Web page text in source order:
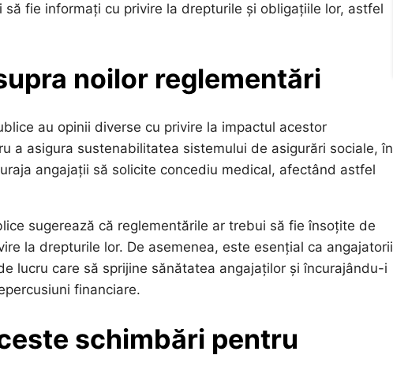
fie informați cu privire la drepturile și obligațiile lor, astfel
noilor reglementări
au opinii diverse cu privire la impactul acestor
a asigura sustenabilitatea sistemului de asigurări sociale, în
angajații să solicite concediu medical, afectând astfel
sugerează că reglementările ar trebui să fie însoțite de
la drepturile lor. De asemenea, este esențial ca angajatorii
lucru care să sprijine sănătatea angajaților și încurajându-i
financiare.
schimbări pentru